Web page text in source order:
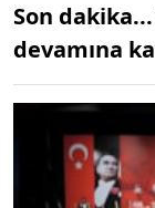
Son
devamına